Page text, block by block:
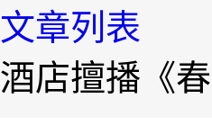
文章列表
酒店擅播《